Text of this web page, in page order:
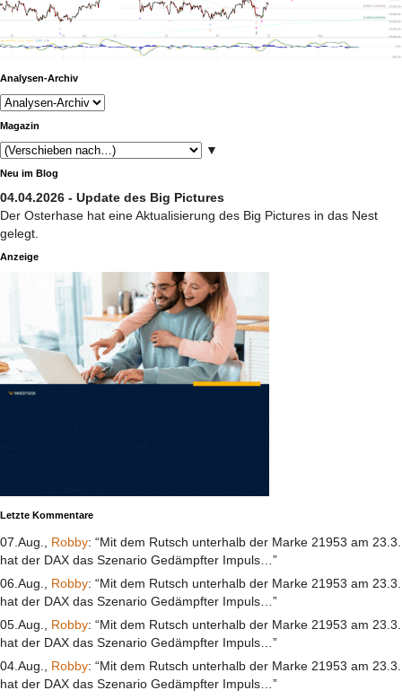
Analysen-Archiv
Magazin
▼
Neu im Blog
04.04.2026 - Update des Big Pictures
Der Osterhase hat eine Aktualisierung des Big Pictures in das Nest
gelegt.
Anzeige
Letzte Kommentare
07.Aug., Robby: “Mit dem Rutsch unterhalb der Marke 21953 am 23.3.
hat der DAX das Szenario Gedämpfter Impuls…”
06.Aug., Robby: “Mit dem Rutsch unterhalb der Marke 21953 am 23.3.
hat der DAX das Szenario Gedämpfter Impuls…”
05.Aug., Robby: “Mit dem Rutsch unterhalb der Marke 21953 am 23.3.
hat der DAX das Szenario Gedämpfter Impuls…”
04.Aug., Robby: “Mit dem Rutsch unterhalb der Marke 21953 am 23.3.
hat der DAX das Szenario Gedämpfter Impuls…”